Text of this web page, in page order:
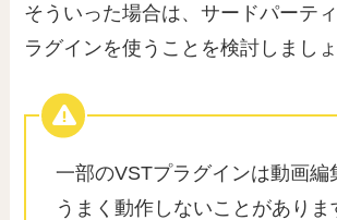
そういった場合は、サードパーテ
ラグインを使うことを検討しましょ
一部のVSTプラグインは動画編
うまく動作しないことがありま